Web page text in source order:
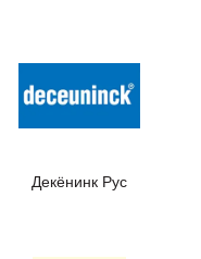
Декёнинк Рус